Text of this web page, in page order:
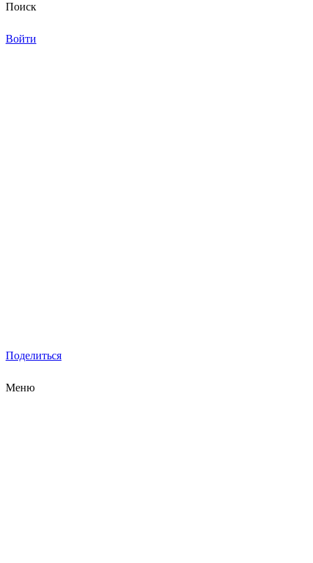
Поиск
Войти
Поделиться
Меню